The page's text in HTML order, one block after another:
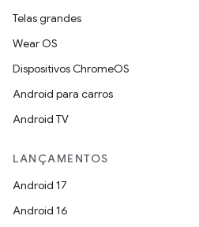
Telas grandes
Wear OS
Dispositivos ChromeOS
Android para carros
Android TV
LANÇAMENTOS
Android 17
Android 16